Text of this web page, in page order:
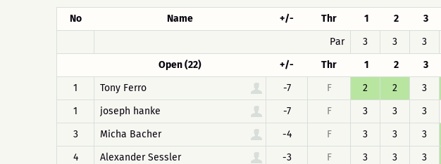
No Name +/- Thr 1 2 3
Par
3 3 3
Open (22)
+/- Thr 1 2 3
1
Tony Ferro -7 F 2 2 3
1
joseph hanke -7 F 3 3 3
3
Micha Bacher -4 F 3 3 3
4
Alexander Sessler -3 F 3 3 3